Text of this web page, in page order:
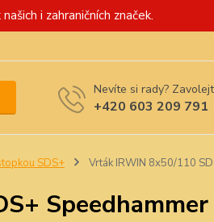
i zahraničních značek.
Nevíte si rady?
+420 603 209 791
SDS+ Vrták IRWIN 8x50/110